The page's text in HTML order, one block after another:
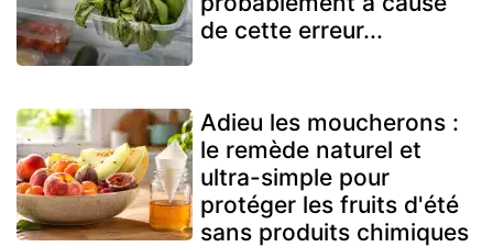
de cette erreur...
Adieu les moucherons :
le remède naturel et
ultra-simple pour
protéger les fruits d'été
sans produits chimiques